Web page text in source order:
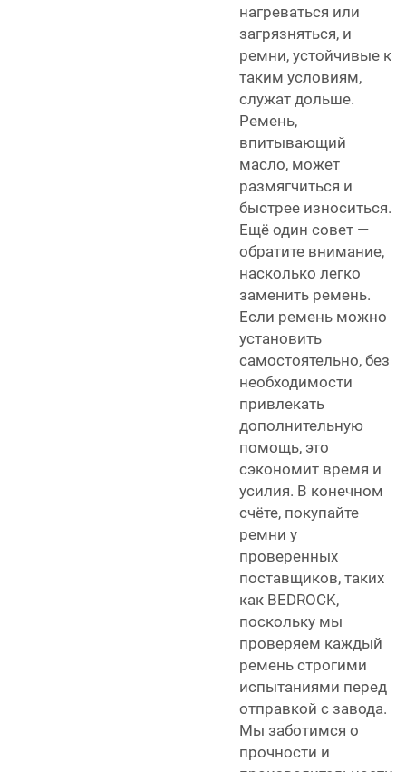
нагреваться или
загрязняться, и
ремни, устойчивые к
таким условиям,
служат дольше.
Ремень,
впитывающий
масло, может
размягчиться и
быстрее износиться.
Ещё один совет —
обратите внимание,
насколько легко
заменить ремень.
Если ремень можно
установить
самостоятельно, без
необходимости
привлекать
дополнительную
помощь, это
сэкономит время и
усилия. В конечном
счёте, покупайте
ремни у
проверенных
поставщиков, таких
как BEDROCK,
поскольку мы
проверяем каждый
ремень строгими
испытаниями перед
отправкой с завода.
Мы заботимся о
прочности и